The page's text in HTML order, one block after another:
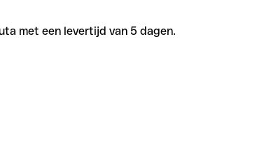
met een levertijd van 5 dagen.